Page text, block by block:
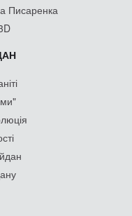
Писаренка